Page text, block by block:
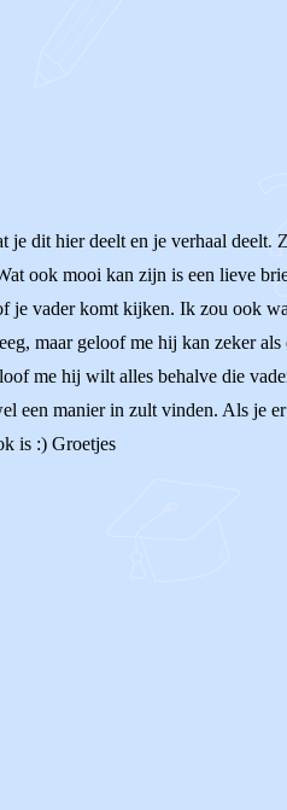
je dit hier deelt en je verhaal
ook mooi kan zijn is een lieve
je vader komt kijken. Ik zou ook
maar geloof me hij kan zeker
me hij wilt alles behalve die
een manier in zult vinden. Als je
is :) Groetjes